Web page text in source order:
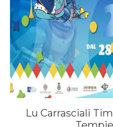
Lu Carrasciali